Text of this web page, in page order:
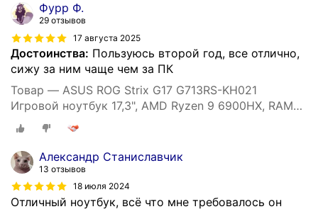
Фурр Ф.
29 отзывов
17 августа 2025
Достоинства: Пользуюсь второй год, все отлично,
сижу за ним чаще чем за ПК
Товар — ASUS ROG Strix G17 G713RS-KH021
Игровой ноутбук 17,3", AMD Ryzen 9 6900HX, RAM
16 ГБ, SSD 1000 ГБ, NVIDIA GeForce RTX 3080 (8 Гб),
Windows 11 Pro, (90NR0BA4-M00440), серый,
Русская раскладка
Александр Станиславчик
13 отзывов
18 июля 2024
Отличный ноутбук, всё что мне требовалось он